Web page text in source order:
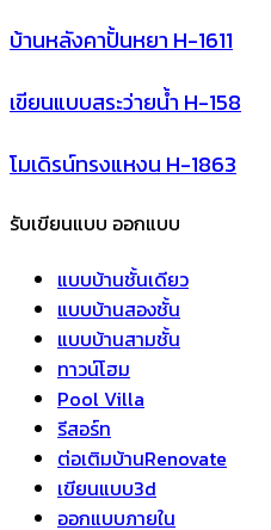
บ้านหลังคาปั้นหยา H-1611
เขียนแบบสระว่ายน้ำ H-158
โมเดิรน์ทรงแหงน H-1863
รับเขียนแบบ ออกแบบ
แบบบ้านชั้นเดียว
แบบบ้านสองชั้น
แบบบ้านสามชั้น
ทาวน์โฮม
Pool Villa
รีสอร์ท
ต่อเติมบ้านRenovate
เขียนแบบ3d
ออกแบบภายใน